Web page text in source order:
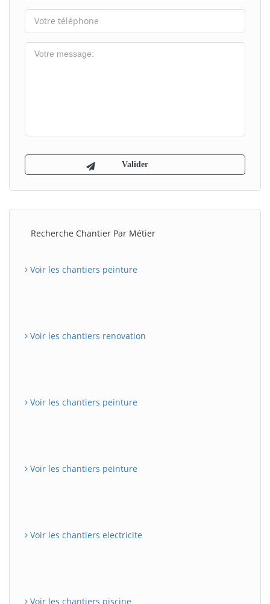
Recherche Chantier Par Métier
Voir les chantiers peinture
Voir les chantiers renovation
Voir les chantiers peinture
Voir les chantiers peinture
Voir les chantiers electricite
Voir les chantiers piscine